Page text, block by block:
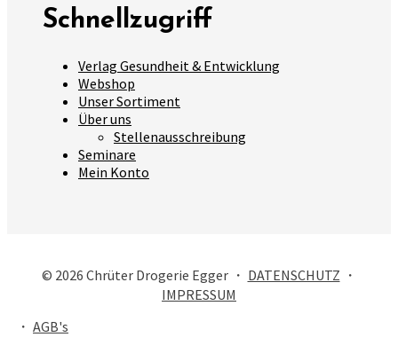
Schnellzugriff
Verlag Gesundheit & Entwicklung
Webshop
Unser Sortiment
Über uns
Stellenausschreibung
Seminare
Mein Konto
© 2026 Chrüter Drogerie Egger ・ DATENSCHUTZ ・
IMPRESSUM
・ AGB's